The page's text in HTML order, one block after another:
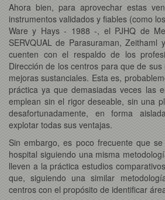
Ahora bien, para aprovechar estas
instrumentos validados y fiables (como
Ware y Hays - 1988 -, el PJHQ de
SERVQUAL de Parasuraman,
cuenten con el respaldo de los
Dirección de los centros para que de
mejoras sustanciales. Esta es,
práctica ya que demasiadas veces las
emplean sin el rigor deseable, sin una
desafortunadamente, en forma
explotar todas sus ventajas.
Sin embargo, es poco frecuente que
hospital siguiendo una misma
lleven a la práctica estudios
que, siguiendo una similar
centros con el propósito de identificar